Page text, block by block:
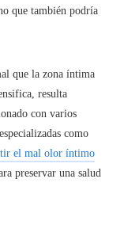
que también podría
que la zona íntima
resulta
con varios
como
el mal olor íntimo
preservar una salud